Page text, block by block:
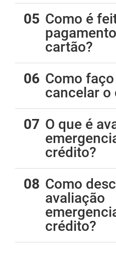
Como é
cartão?
Como
cancelar o
O que é
crédito?
Como
avaliação
crédito?